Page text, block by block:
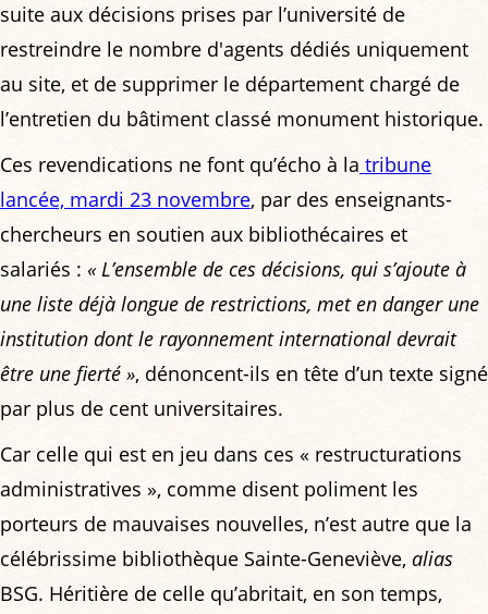
suite aux décisions prises par l’université de
restreindre le nombre d'agents dédiés uniquement
au site, et de supprimer le département chargé de
l’entretien du bâtiment classé monument historique.
Ces revendications ne font qu’écho à la tribune
lancée, mardi 23 novembre, par des enseignants-
chercheurs en soutien aux bibliothécaires et
salariés : « L’ensemble de ces décisions, qui s’ajoute à
une liste déjà longue de restrictions, met en danger une
institution dont le rayonnement international devrait
être une fierté », dénoncent-ils en tête d’un texte signé
par plus de cent universitaires.
Car celle qui est en jeu dans ces « restructurations
administratives », comme disent poliment les
porteurs de mauvaises nouvelles, n’est autre que la
célébrissime bibliothèque Sainte-Geneviève, alias
BSG. Héritière de celle qu’abritait, en son temps,